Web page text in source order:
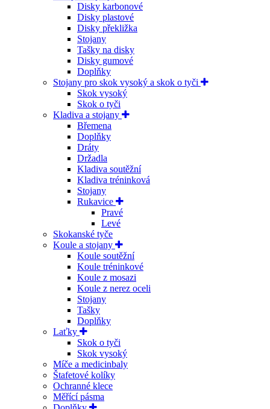
Disky karbonové
Disky plastové
Disky překližka
Stojany
Tašky na disky
Disky gumové
Doplňky
Stojany pro skok vysoký a skok o tyči
Skok vysoký
Skok o tyči
Kladiva a stojany
Břemena
Doplňky
Dráty
Držadla
Kladiva soutěžní
Kladiva tréninková
Stojany
Rukavice
Pravé
Levé
Skokanské tyče
Koule a stojany
Koule soutěžní
Koule tréninkové
Koule z mosazi
Koule z nerez oceli
Stojany
Tašky
Doplňky
Laťky
Skok o tyči
Skok vysoký
Míče a medicinbaly
Štafetové kolíky
Ochranné klece
Měřící pásma